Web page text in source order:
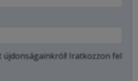
újdonságainkról! Iratkozzon fel